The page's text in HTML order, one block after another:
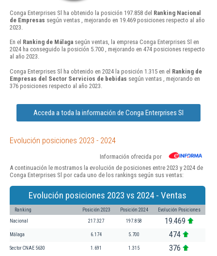
Conga Enterprises Sl ha obtenido la posición 197.858 del Ranking Nacional
de Empresas según ventas , mejorando en 19.469 posiciones respecto al año
2023.
En el Ranking de Málaga según ventas, la empresa Conga Enterprises Sl en
2024 ha conseguido la posición 5.700 , mejorando en 474 posiciones respecto
al año 2023.
Conga Enterprises Sl ha obtenido en 2024 la posición 1.315 en el Ranking de
Empresas del Sector Servicios de bebidas según ventas , mejorando en
376 posiciones respecto al año 2023.
Acceda a toda la información de Conga Enterprises Sl
Evolución posiciones 2023 - 2024
Información ofrecida por
A continuación le mostramos la evolución de posiciones entre 2023 y 2024 de
Conga Enterprises Sl por cada uno de los rankings según sus ventas:
Evolución posiciones 2023 vs 2024 - Ventas
Ranking Posición 2023 Posición 2024 Evolución Posiciones
Nacional 217.327 197.858 19.469
Málaga 6.174 5.700 474
Sector CNAE 5630 1.691 1.315 376